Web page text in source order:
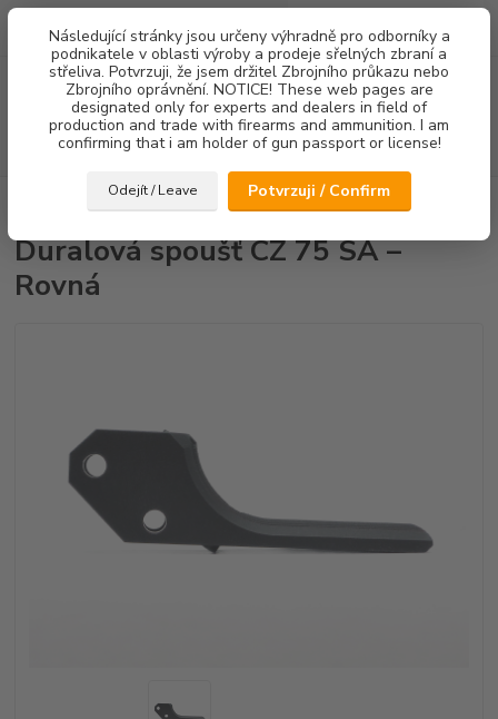
Následující stránky jsou určeny výhradně pro odborníky a
podnikatele v oblasti výroby a prodeje sřelných zbraní a
střeliva. Potvrzuji, že jsem držitel Zbrojního průkazu nebo
Zbrojního oprávnění. NOTICE! These web pages are
designated only for experts and dealers in field of
production and trade with firearms and ammunition. I am
confirming that i am holder of gun passport or license!
Odejít / Leave Potvrzuji / Confirm
Menu
Hledat
za0,00 Kč
Duralová spoušť CZ 75 SA – Rovná
Duralová spoušť CZ 75 SA –
Rovná